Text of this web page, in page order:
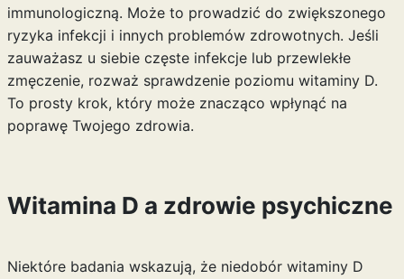
immunologiczną. Może to prowadzić do zwiększonego
ryzyka infekcji i innych problemów zdrowotnych. Jeśli
zauważasz u siebie częste infekcje lub przewlekłe
zmęczenie, rozważ sprawdzenie poziomu witaminy D.
To prosty krok, który może znacząco wpłynąć na
poprawę Twojego zdrowia.
Witamina D a zdrowie psychiczne
Niektóre badania wskazują, że niedobór witaminy D